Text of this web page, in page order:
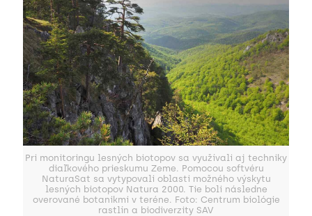
Pri monitoringu lesných biotopov sa využívali aj techniky
diaľkového prieskumu Zeme. Pomocou softvéru
NaturaSat sa vytypovali oblasti možného výskytu
lesných biotopov Natura 2000. Tie boli následne
overované botanikmi v teréne. Foto: Centrum biológie
rastlín a biodiverzity SAV